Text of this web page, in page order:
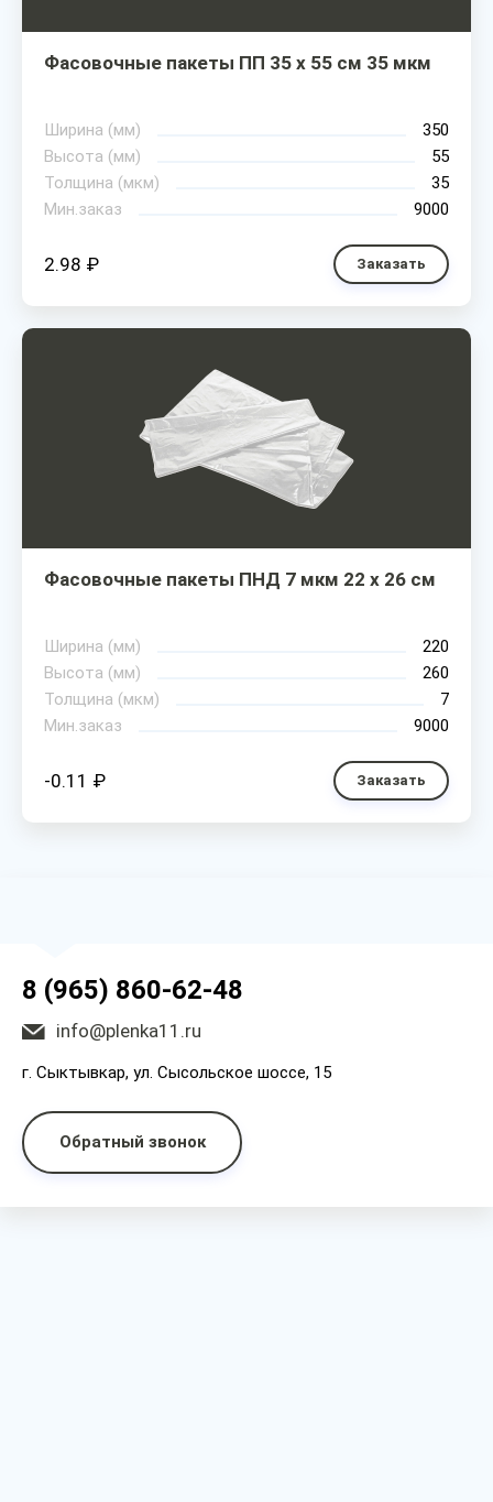
Фасовочные пакеты ПП 35 х 55 см 35 мкм
Ширина (мм)
350
Высота (мм)
55
Толщина (мкм)
35
Мин.заказ
9000
2.98 ₽ Заказать
Фасовочные пакеты ПНД 7 мкм 22 х 26 см
Ширина (мм)
220
Высота (мм)
260
Толщина (мкм)
7
Мин.заказ
9000
-0.11 ₽ Заказать
8 (965) 860-62-48
info@plenka11.ru
г. Сыктывкар, ул. Сысольское шоссе, 15
Обратный звонок